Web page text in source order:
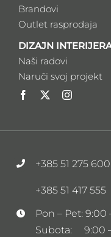
Brandovi
Outlet rasprodaja
DIZAJN
Naši radovi
Naruči svoj projekt
+385 51 275 600
+385 51 417 555
Pon – Pet: 9:00
Subota: 9:00 –